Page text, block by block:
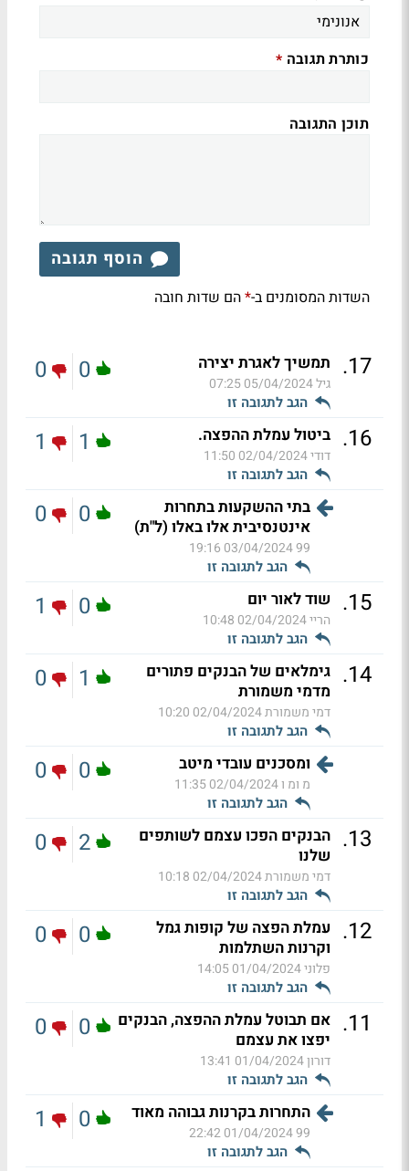
כותרת תגובה *
תוכן התגובה
הוסף תגובה
השדות המסומנים ב-*הם שדות חובה
17
. תמשיך לאגרת יצירה
גיל05/04/2024 07:25
הגב לתגובה זו
0
0
16
. ביטול עמלת ההפצה.
דודי02/04/2024 11:50
הגב לתגובה זו
1
1
בתי ההשקעות בתחרות
אינטנסיבית אלו באלו (ל"ת)
99
03/04/2024 19:16
הגב לתגובה זו
0
0
15
. שוד לאור יום
הריי02/04/2024 10:48
הגב לתגובה זו
0
1
14
. גימלאים של הבנקים פתורים
מדמי משמורת
דמי משמורת02/04/2024 10:20
הגב לתגובה זו
1
0
ומסכנים עובדי מיטב
מ ומ ו02/04/2024 11:35
הגב לתגובה זו
0
0
13
. הבנקים הפכו עצמם לשותפים
שלנו
דמי משמורת02/04/2024 10:18
הגב לתגובה זו
2
0
12
. עמלת הפצה של קופות גמל
וקרנות השתלמות
פלוני01/04/2024 14:05
הגב לתגובה זו
0
0
11
. אם תבוטל עמלת ההפצה, הבנקים
יפצו את עצמם
דורון01/04/2024 13:41
הגב לתגובה זו
0
0
התחרות בקרנות גבוהה מאוד
99
01/04/2024 22:42
הגב לתגובה זו
0
1